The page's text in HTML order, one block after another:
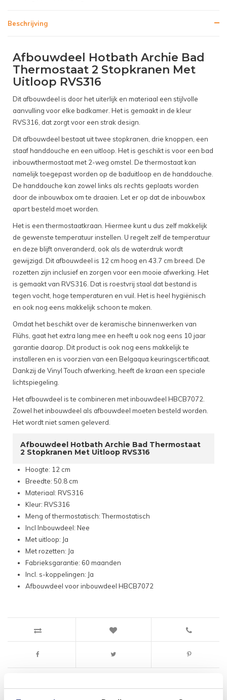
Beschrijving
Afbouwdeel Hotbath Archie Bad
Thermostaat 2 Stopkranen Met
Uitloop RVS316
Dit afbouwdeel is door het uiterlijk en materiaal een stijlvolle
aanvulling voor elke badkamer. Het is gemaakt in de kleur
RVS316, dat zorgt voor een strak design.
Dit afbouwdeel bestaat uit twee stopkranen, drie knoppen, een
staaf handdouche en een uitloop. Het is geschikt is voor een bad
inbouwthermostaat met 2-weg omstel. De thermostaat kan
namelijk toegepast worden op de baduitloop en de handdouche.
De handdouche kan zowel links als rechts geplaats worden
door de inbouwbox om te draaien. Let er op dat de inbouwbox
apart besteld moet worden.
Het is een thermostaatkraan. Hiermee kunt u dus zelf makkelijk
de gewenste temperatuur instellen. U regelt zelf de temperatuur
en deze blijft onveranderd, ook als de waterdruk wordt
gewijzigd. Dit afbouwdeel is 12 cm hoog en 43.7 cm breed. De
rozetten zijn inclusief en zorgen voor een mooie afwerking. Het
is gemaakt van RVS316. Dat is roestvrij staal dat bestand is
tegen vocht, hoge temperaturen en vuil. Het is heel hygiënisch
en ook nog eens makkelijk schoon te maken.
Omdat het beschikt over de keramische binnenwerken van
Flühs, gaat het extra lang mee en heeft u ook nog eens 10 jaar
garantie daarop. Dit product is ook nog eens makkelijk te
installeren en is voorzien van een Belgaqua keuringscertificaat.
Dankzij de Vinyl Touch afwerking, heeft de kraan een speciale
lichtspiegeling.
Het afbouwdeel is te combineren met inbouwdeel HBCB7072.
Zowel het inbouwdeel als afbouwdeel moeten besteld worden.
Het wordt niet samen geleverd.
Afbouwdeel Hotbath Archie Bad Thermostaat
2 Stopkranen Met Uitloop RVS316
Hoogte: 12 cm
Breedte: 50.8 cm
Materiaal: RVS316
Kleur: RVS316
Meng of thermostatisch: Thermostatisch
Incl Inbouwdeel: Nee
Met uitloop: Ja
Met rozetten: Ja
Fabrieksgarantie: 60 maanden
Incl. s-koppelingen: Ja
Afbouwdeel voor inbouwdeel HBCB7072